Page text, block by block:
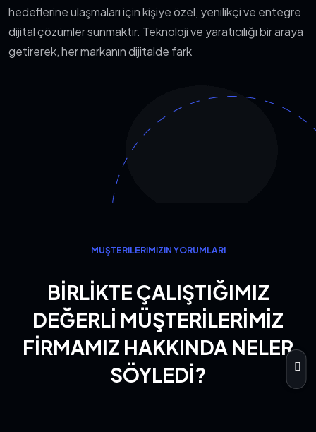
hedeflerine ulaşmaları için kişiye özel, yenilikçi ve entegre
dijital çözümler sunmaktır. Teknoloji ve yaratıcılığı bir araya
getirerek, her markanın dijitalde fark
MÜŞTERILERIMIZIN YORUMLARI
BIRLIKTE ÇALIŞTIĞIMIZ
DEĞERLI MÜŞTERILERIMIZ
FIRMAMIZ HAKKINDA NELER
SÖYLEDI?